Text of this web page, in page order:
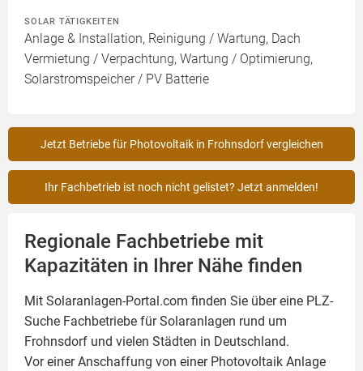
SOLAR TÄTIGKEITEN
Anlage & Installation, Reinigung / Wartung, Dach
Vermietung / Verpachtung, Wartung / Optimierung,
Solarstromspeicher / PV Batterie
Jetzt Betriebe für Photovoltaik in Frohnsdorf vergleichen
Ihr Fachbetrieb ist noch nicht gelistet? Jetzt anmelden!
Regionale Fachbetriebe mit
Kapazitäten in Ihrer Nähe finden
Mit Solaranlagen-Portal.com finden Sie über eine PLZ-
Suche Fachbetriebe fürSolaranlagen rund um
Frohnsdorf und vielen Städten in Deutschland.
Vor einer Anschaffung von einer Photovoltaik Anlage